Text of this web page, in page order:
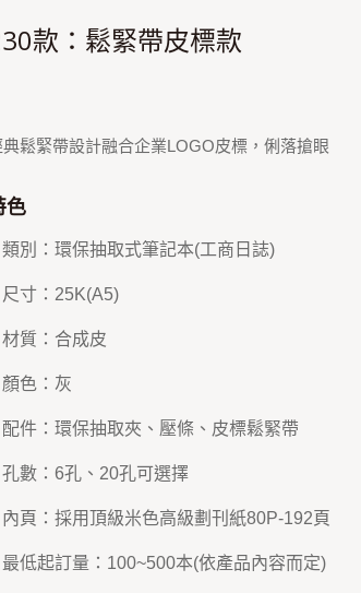
款：鬆緊帶皮標款
典鬆緊帶設計融合企業LOGO皮標，俐落搶眼
色
別：環保抽取式筆記本(工商日誌)
寸：25K(A5)
質：合成皮
色：灰
件：環保抽取夾、壓條、皮標鬆緊帶
數：6孔、20孔可選擇
頁：採用頂級米色高級劃刊紙80P-192頁
低起訂量：100~500本(依產品內容而定)